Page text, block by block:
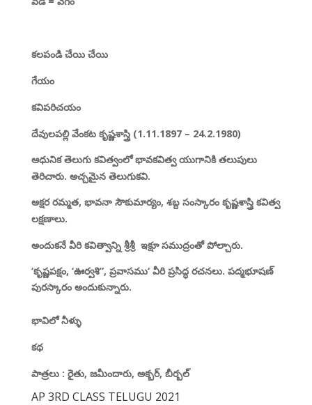
కలపండి చేయి చేయి
గేయం
కవిపరిచయం
దేవులపల్లి వేంకట కృష్ణశాస్త్రి (1.11.1897 – 24.2.1980)
ఆధునిక తెలుగు కవిత్వంలో భావకవిత్వ యుగానికి తలుపులు
తెరిచారు. అచ్చమైన తెలుగుకవి.
అక్షర రమ్మత, భావనా సౌకుమార్యం, శబ్ద సంస్కారం కృష్ణశాస్త్రి కవిత్వ
లక్షణాలు.
అందుకనే వీరి కవిత్వాన్ని శ్రీశ్రీ ఇక్షూ సముద్రంతో పోల్చారు.
‘కృష్ణపక్షం, ‘ఊర్వశి”, ప్రవాసము‘ వీరి ప్రసిద్ధ రచనలు. పద్మభూషణ్
పురస్కారం అందుకున్నారు.
భావిలో నీళ్ళు
కథ
పాత్రలు: రైతు, జమీందారు, అక్బర్, బీర్బల్
AP 3RD CLASS TELUGU 2021